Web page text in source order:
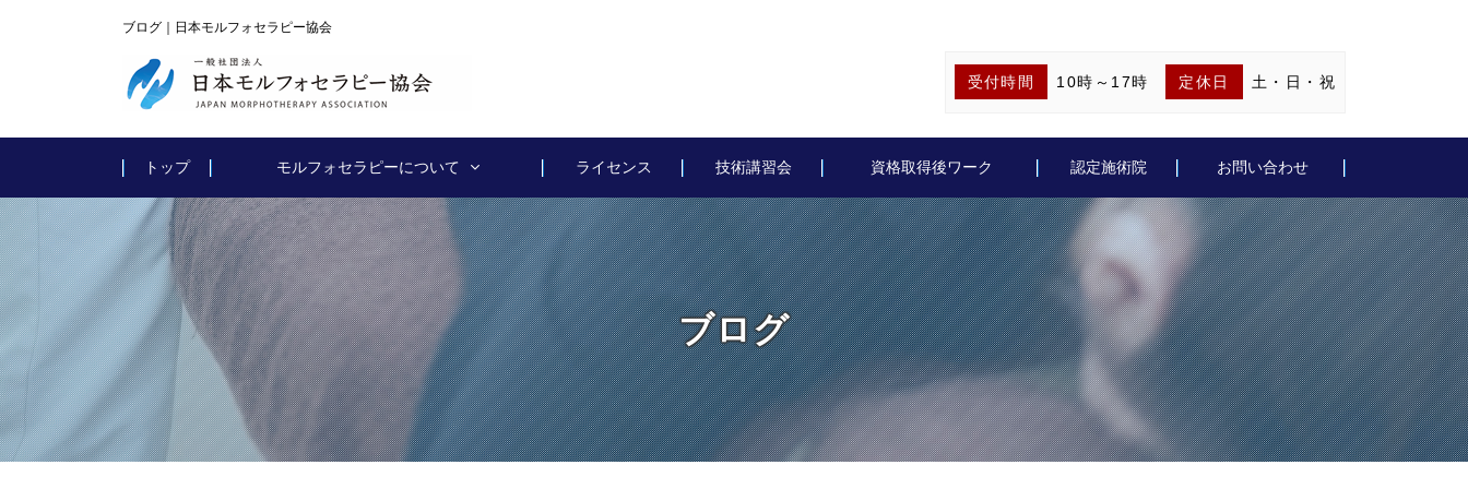
ブログ｜日本モルフォセラピー協会
受付時間 10時～17時 定休日 土・日・祝
トップ モルフォセラピーについて ライセンス 技術講習会 資格取得後ワーク 認定施術院 お問い合わせ
ブログ